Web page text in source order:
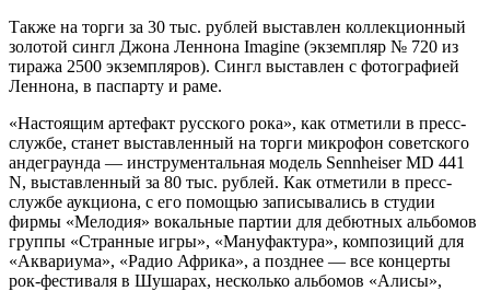
Также на торги за 30 тыс. рублей выставлен коллекционный
золотой сингл Джона Леннона Imagine (экземпляр № 720 из
тиража 2500 экземпляров). Сингл выставлен с фотографией
Леннона, в паспарту и раме.
«Настоящим артефакт русского рока», как отметили в пресс-
службе, станет выставленный на торги микрофон советского
андеграунда — инструментальная модель Sennheiser MD 441
N, выставленный за 80 тыс. рублей. Как отметили в пресс-
службе аукциона, с его помощью записывались в студии
фирмы «Мелодия» вокальные партии для дебютных альбомов
группы «Странные игры», «Мануфактура», композиций для
«Аквариума», «Радио Африка», а позднее — все концерты
рок-фестиваля в Шушарах, несколько альбомов «Алисы»,